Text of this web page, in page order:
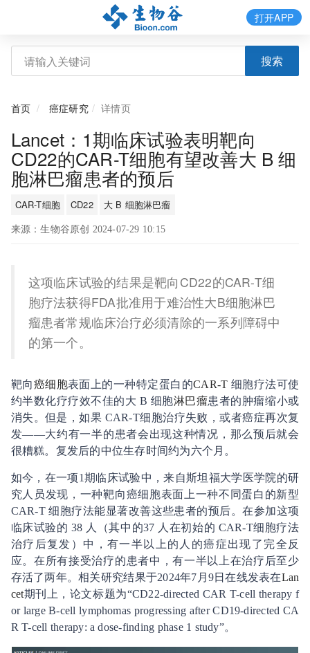
搜索
打开APP
首页 癌症研究 详情页
Lancet：1期临床试验表明靶向
CD22的CAR-T细胞有望改善大 B 细
胞淋巴瘤患者的预后
CAR-T细胞 CD22 大 B 细胞淋巴瘤
来源：生物谷原创 2024-07-29 10:15
这项临床试验的结果是靶向CD22的CAR-T细
胞疗法获得FDA批准用于难治性大B细胞淋巴
瘤患者常规临床治疗必须清除的一系列障碍中
的第一个。
靶向癌细胞表面上的一种特定蛋白的CAR-T 细胞疗法可使
约半数化疗疗效不佳的大 B 细胞淋巴瘤患者的肿瘤缩小或
消失。但是，如果 CAR-T细胞治疗失败，或者癌症再次复
发——大约有一半的患者会出现这种情况，那么预后就会
很糟糕。复发后的中位生存时间约为六个月。
如今，在一项1期临床试验中，来自斯坦福大学医学院的研
究人员发现，一种靶向癌细胞表面上一种不同蛋白的新型
CAR-T 细胞疗法能显著改善这些患者的预后。在参加这项
临床试验的 38 人（其中的37 人在初始的 CAR-T细胞疗法
治疗后复发）中，有一半以上的人的癌症出现了完全反
应。在所有接受治疗的患者中，有一半以上在治疗后至少
存活了两年。相关研究结果于2024年7月9日在线发表在Lan
cet期刊上，论文标题为“CD22-directed CAR T-cell therapy f
or large B-cell lymphomas progressing after CD19-directed CA
R T-cell therapy: a dose-finding phase 1 study”。